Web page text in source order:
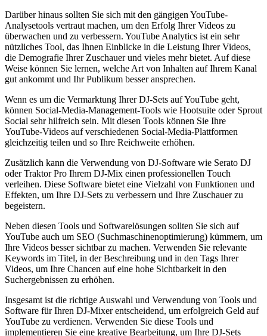
Darüber hinaus sollten Sie sich mit den gängigen YouTube-
Analysetools vertraut machen, um ⁢den Erfolg‌ Ihrer Videos ⁣zu
überwachen und zu ⁣verbessern. YouTube Analytics ist ein sehr
nützliches Tool, das Ihnen Einblicke ⁣in die Leistung Ihrer Videos,
die Demografie Ihrer Zuschauer und vieles mehr bietet. Auf diese
Weise können Sie lernen, ⁣welche Art von Inhalten auf Ihrem Kanal⁢
gut ankommt und Ihr Publikum besser ansprechen.
Wenn es um‍ die Vermarktung Ihrer ⁣DJ-Sets auf YouTube geht,
können Social-Media-Management-Tools wie Hootsuite oder Sprout
Social sehr hilfreich sein. Mit diesen Tools können ⁤Sie ⁤Ihre
YouTube-Videos ⁣auf⁣ verschiedenen Social-Media-Plattformen
gleichzeitig teilen und so Ihre Reichweite erhöhen.
Zusätzlich kann die Verwendung von DJ-Software wie Serato DJ
oder Traktor Pro Ihrem DJ-Mix einen‍ professionellen Touch
verleihen. ⁣Diese Software bietet eine Vielzahl ‍von Funktionen und
Effekten, um Ihre DJ-Sets zu verbessern und Ihre Zuschauer⁣ zu
begeistern.
Neben diesen Tools und ​Softwarelösungen sollten Sie sich auf
YouTube auch um SEO (Suchmaschinenoptimierung) kümmern, um
Ihre Videos besser sichtbar zu machen. Verwenden Sie relevante
Keywords im ‌Titel, in der Beschreibung und in den Tags Ihrer
Videos, um Ihre ⁤Chancen auf eine hohe Sichtbarkeit in ‌den
Suchergebnissen zu erhöhen.
Insgesamt ist die richtige Auswahl und Verwendung von Tools und
Software für Ihren DJ-Mixer entscheidend, um erfolgreich Geld ⁤auf
YouTube zu verdienen. Verwenden Sie diese Tools⁢ und⁣
implementieren Sie ​eine kreative Bearbeitung, um Ihre DJ-Sets